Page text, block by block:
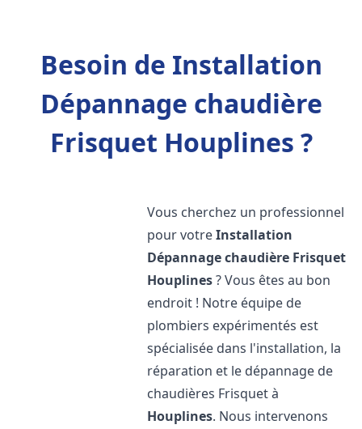
Besoin de Installation
Dépannage chaudière
Frisquet Houplines ?
Vous cherchez un professionnel
pour votreInstallation
Dépannage chaudière Frisquet
Houplines? Vous êtes au bon
endroit ! Notre équipe de
plombiers expérimentés est
spécialisée dans l'installation, la
réparation et le dépannage de
chaudières Frisquet à
Houplines. Nous intervenons